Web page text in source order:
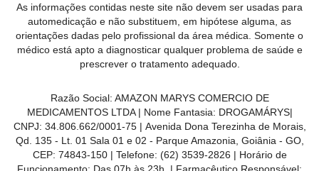
As informações contidas neste site não devem ser usadas para
automedicação e não substituem, em hipótese alguma, as
orientações dadas pelo profissional da área médica. Somente o
médico está apto a diagnosticar qualquer problema de saúde e
prescrever o tratamento adequado.
Razão Social: AMAZON MARYS COMERCIO DE
MEDICAMENTOS LTDA | Nome Fantasia: DROGAMÁRYS|
CNPJ: 34.806.662/0001-75 | Avenida Dona Terezinha de Morais,
Qd. 135 - Lt. 01 Sala 01 e 02 - Parque Amazonia, Goiânia - GO,
CEP: 74843-150 | Telefone: (62) 3539-2826 | Horário de